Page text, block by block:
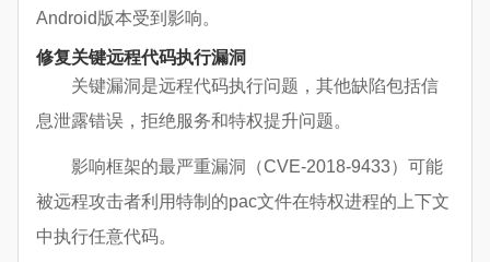
Android版本受到影响。
修复关键远程代码执行漏洞
关键漏洞是远程代码执行问题，其他缺陷包括信
息泄露错误，拒绝服务和特权提升问题。
影响框架的最严重漏洞（CVE-2018-9433）可能
被远程攻击者利用特制的pac文件在特权进程的上下文
中执行任意代码。